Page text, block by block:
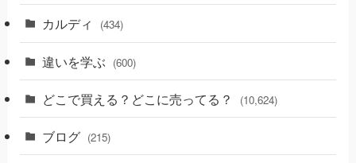
カルディ (434)
違いを学ぶ (600)
どこで買える？どこに売ってる？ (10,624)
ブログ (215)